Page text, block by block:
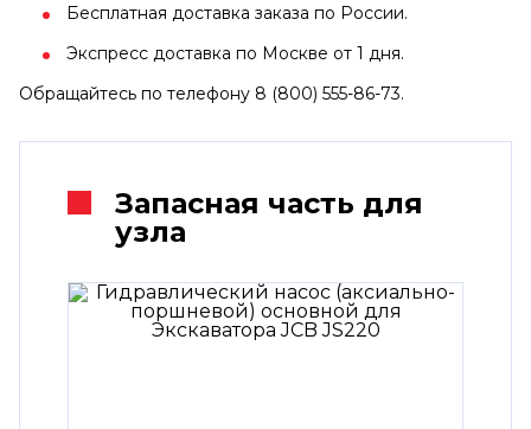
Бесплатная доставка заказа по России.
Экспресс доставка по Москве от 1 дня.
Обращайтесь по телефону 8 (800) 555-86-73.
Запасная часть для
узла